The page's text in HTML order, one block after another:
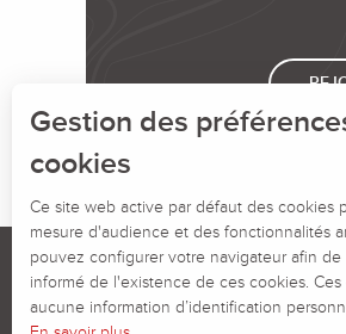
Gestion des
cookies
Ce site web active par défaut des cookies
mesure d'audience et des fonctionnalités
pouvez configurer votre navigateur afin
informé de l'existence de ces cookies.
aucune information d’identification